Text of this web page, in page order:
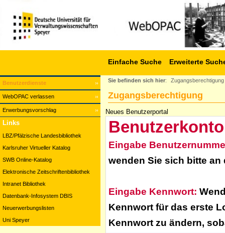
Benutzerdienste
WebOPAC verlassen
Erwerbungsvorschlag
Einfache Suche Erweiterte
Links
LBZ/Pfälzische Landesbibliothek
Karlsruher Virtueller Katalog
SWB Online-Katalog
Elektronische Zeitschriftenbibliothek
Intranet Bibliothek
Datenbank-Infosystem DBIS
Neuerwerbungslisten
Uni Speyer
Sie befinden sich hier: Zugangsberechtigung
Zugangsberechtigung
Neues Benutzerportal
Benutzerkonto
Eingabe
wenden Sie sich bitte
Eingabe Kennwort:
Kennwort für das erste
Kennwort zu ändern,